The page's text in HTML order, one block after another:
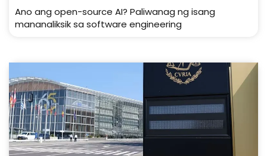
Ano ang open-source AI? Paliwanag ng isang
mananaliksik sa software engineering